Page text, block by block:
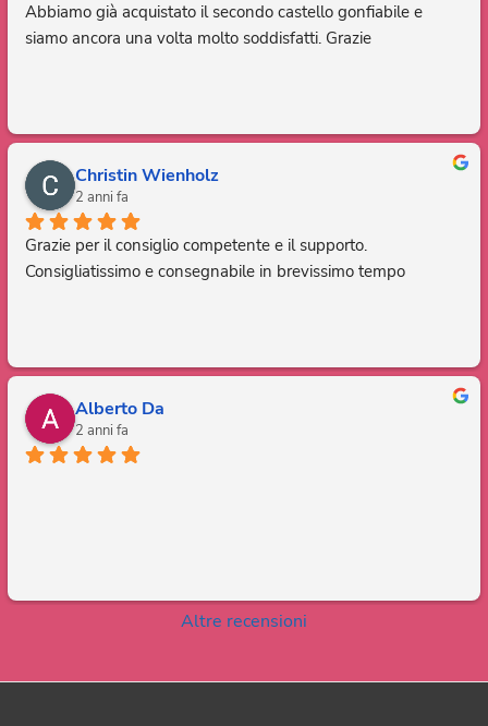
Abbiamo già acquistato il secondo castello gonfiabile e
siamo ancora una volta molto soddisfatti. Grazie
Christin Wienholz
2 anni fa
Grazie per il consiglio competente e il supporto.
Consigliatissimo e consegnabile in brevissimo tempo
Alberto Da
2 anni fa
Altre recensioni